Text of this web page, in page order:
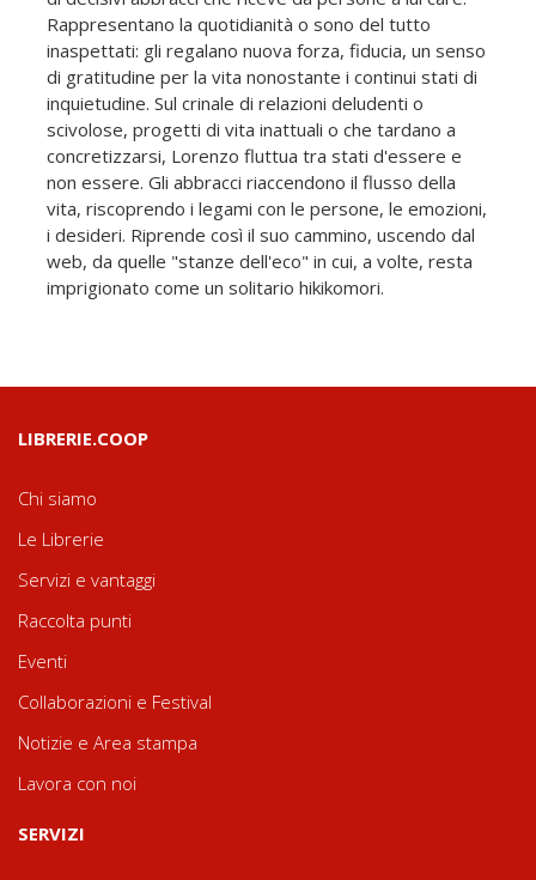
Rappresentano la quotidianità o sono del tutto
inaspettati: gli regalano nuova forza, fiducia, un senso
di gratitudine per la vita nonostante i continui stati di
inquietudine. Sul crinale di relazioni deludenti o
scivolose, progetti di vita inattuali o che tardano a
concretizzarsi, Lorenzo fluttua tra stati d'essere e
non essere. Gli abbracci riaccendono il flusso della
vita, riscoprendo i legami con le persone, le emozioni,
i desideri. Riprende così il suo cammino, uscendo dal
web, da quelle "stanze dell'eco" in cui, a volte, resta
imprigionato come un solitario hikikomori.
LIBRERIE.COOP
Chi siamo
Le Librerie
Servizi e vantaggi
Raccolta punti
Eventi
Collaborazioni e Festival
Notizie e Area stampa
Lavora con noi
SERVIZI